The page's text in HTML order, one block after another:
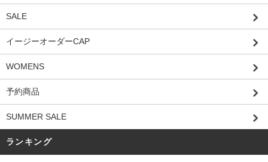
SALE
イージーオーダーCAP
WOMENS
予約商品
SUMMER SALE
ランキング